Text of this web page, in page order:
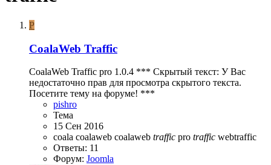
P
CoalaWeb Traffic
CoalaWeb Traffic pro 1.0.4 *** Скрытый текст: У Вас
недостаточно прав для просмотра скрытого текста.
Посетите тему на форуме! ***
pishro
Тема
15 Сен 2016
coala coalaweb coalaweb traffic pro traffic webtraffic
Ответы: 11
Форум: Joomla